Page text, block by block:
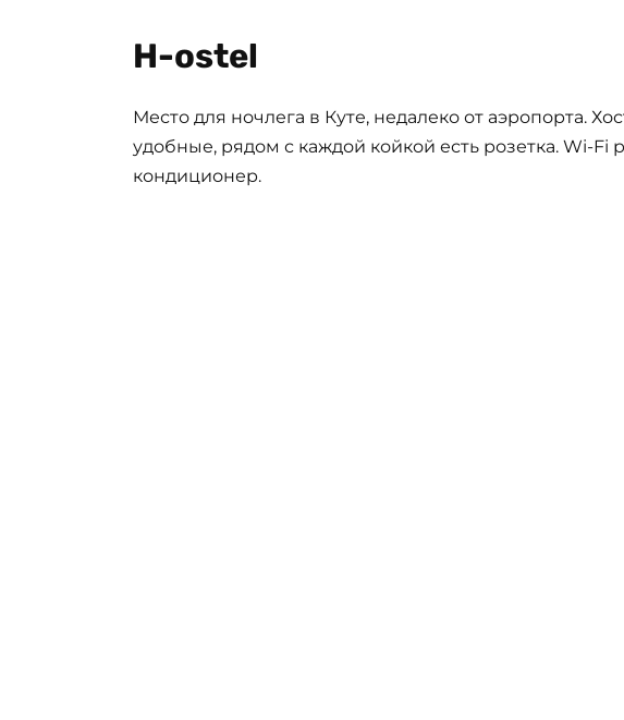
H-ostel
Место для ночлега в Куте, недалеко от аэропорта.
удобные, рядом с каждой койкой есть розетка. Wi-Fi
кондиционер.